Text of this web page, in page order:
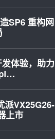
SP6 重构网
体验，助力
派VX25G26-
上市